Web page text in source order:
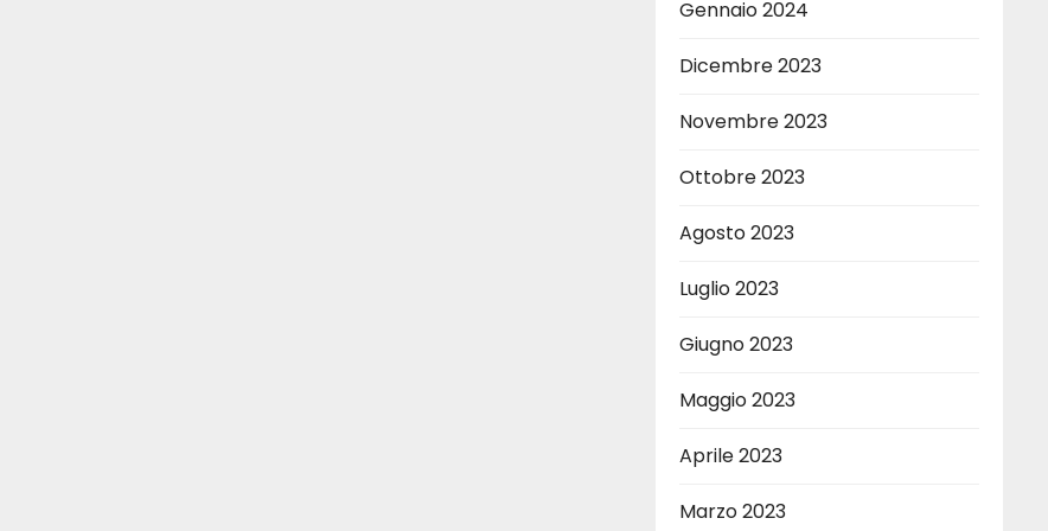
Gennaio 2024
Dicembre 2023
Novembre 2023
Ottobre 2023
Agosto 2023
Luglio 2023
Giugno 2023
Maggio 2023
Aprile 2023
Marzo 2023